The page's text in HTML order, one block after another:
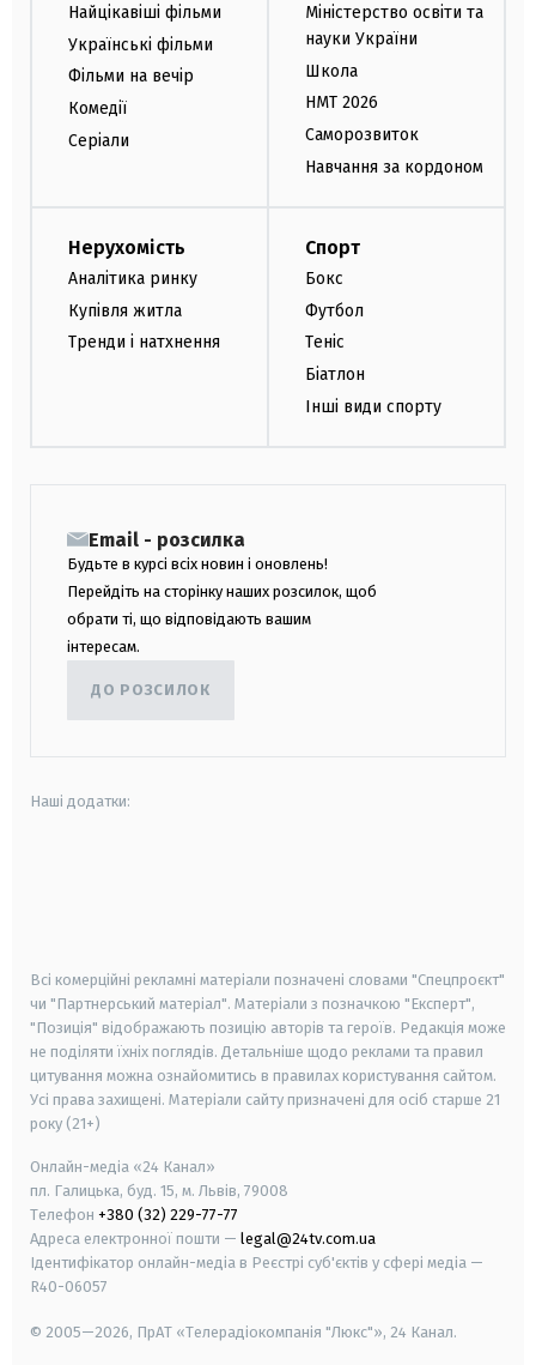
Найцікавіші фільми
Українські фільми
Фільми на вечір
Комедії
Серіали
Міністерство освіти та
науки України
Школа
НМТ 2026
Саморозвиток
Навчання за кордоном
Нерухомість
Аналітика ринку
Купівля житла
Тренди і натхнення
Спорт
Бокс
Футбол
Теніс
Біатлон
Інші види спорту
Email - розсилка
Будьте в курсі всіх новин і оновлень!
Перейдіть на сторінку наших розсилок, щоб
обрати ті, що відповідають вашим
інтересам.
ДО РОЗСИЛОК
Наші додатки:
Всі комерційні рекламні матеріали позначені словами "Спецпроєкт"
чи "Партнерський матеріал". Матеріали з позначкою "Експерт",
"Позиція" відображають позицію авторів та героїв. Редакція може
не поділяти їхніх поглядів. Детальніше щодо реклами та правил
цитування можна ознайомитись в правилах користування сайтом.
Усі права захищені. Матеріали сайту призначені для осіб старше 21
року (21+)
Онлайн-медіа «24 Канал»
пл. Галицька, буд. 15, м. Львів, 79008
Телефон +380 (32) 229-77-77
Адреса електронної пошти — legal@24tv.com.ua
Ідентифікатор онлайн-медіа в Реєстрі суб'єктів у сфері медіа —
R40-06057
© 2005—2026, ПрАТ «Телерадіокомпанія "Люкс"», 24 Канал.